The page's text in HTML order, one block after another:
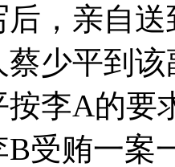
，亲自
少平到
李A的要
B受贿一案